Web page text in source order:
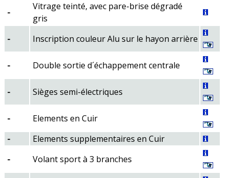
-
Vitrage teinté, avec pare-brise dégradé
gris
-
Inscription couleur Alu sur le hayon arrière
- Double sortie d´échappement centrale
- Sièges semi-électriques
-
Elements en Cuir
-
Elements supplementaires en Cuir
-
Volant sport à 3 branches